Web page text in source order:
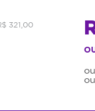
321,00